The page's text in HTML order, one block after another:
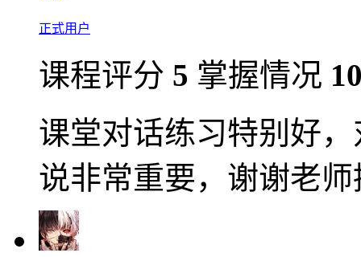
正式用户
课程评分 5 掌握情况
课堂对话练习特别好
说非常重要，谢谢老